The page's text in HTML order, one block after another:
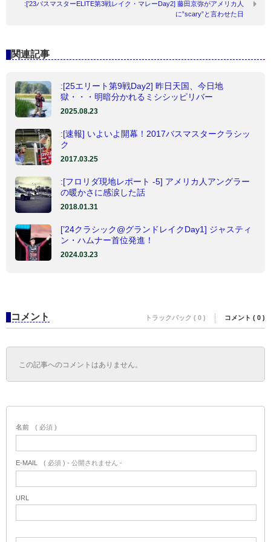
:[’23バスマスターELITE第3戦レイク・マレーDay2] 藤田京弥がアメリカ人
に”scary”と言わせた日
関連記事
:[25エリート第9戦Day2] 昨日天国、今日地
獄・・・明暗分かれるミシシッピリバー
2025.08.23
:[速報] いよいよ開幕！2017バスマスタークラシッ
ク
2017.03.25
:[フロリダ現地レポート -5] アメリカ人アングラー
の暖かさに感涙した話
2018.01.31
[’24クラシック@グランドレイクDay1] ジャスティ
ン・ハムナー首位発進！
2024.03.23
コメント トラックバック ( 0 ) コメント ( 0 )
この記事へのコメントはありません。
名前 ( 必須 )
E-MAIL ( 必須 ) - 公開されません -
URL